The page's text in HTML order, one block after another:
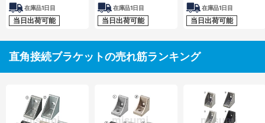
在庫品1日目
当日出荷可能
在庫品1日目
当日出荷可能
在庫品1日目
当日出荷可能
直角接続ブラケットの売れ筋ランキング